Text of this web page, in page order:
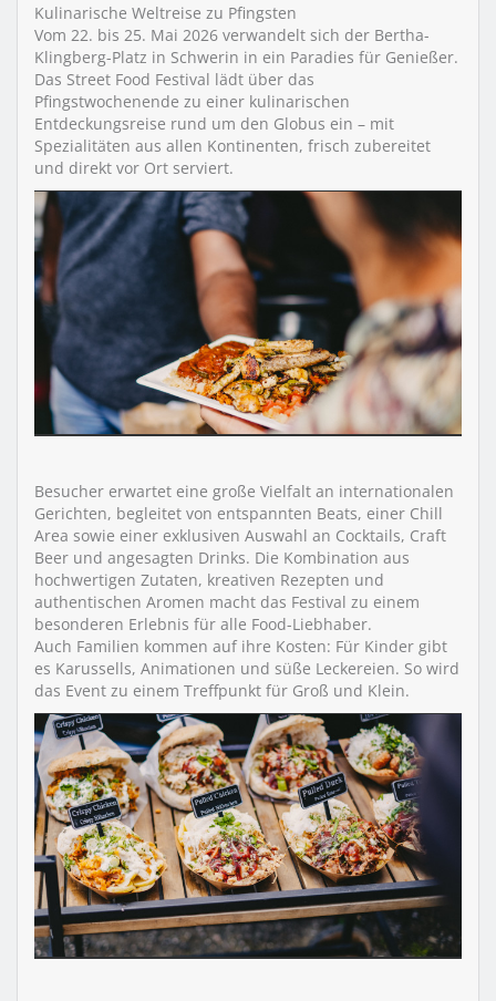
Kulinarische Weltreise zu Pfingsten
Vom 22. bis 25. Mai 2026 verwandelt sich der Bertha-
Klingberg-Platz in Schwerin in ein Paradies für Genießer.
Das Street Food Festival lädt über das
Pfingstwochenende zu einer kulinarischen
Entdeckungsreise rund um den Globus ein – mit
Spezialitäten aus allen Kontinenten, frisch zubereitet
und direkt vor Ort serviert.
Besucher erwartet eine große Vielfalt an internationalen
Gerichten, begleitet von entspannten Beats, einer Chill
Area sowie einer exklusiven Auswahl an Cocktails, Craft
Beer und angesagten Drinks. Die Kombination aus
hochwertigen Zutaten, kreativen Rezepten und
authentischen Aromen macht das Festival zu einem
besonderen Erlebnis für alle Food-Liebhaber.
Auch Familien kommen auf ihre Kosten: Für Kinder gibt
es Karussells, Animationen und süße Leckereien. So wird
das Event zu einem Treffpunkt für Groß und Klein.